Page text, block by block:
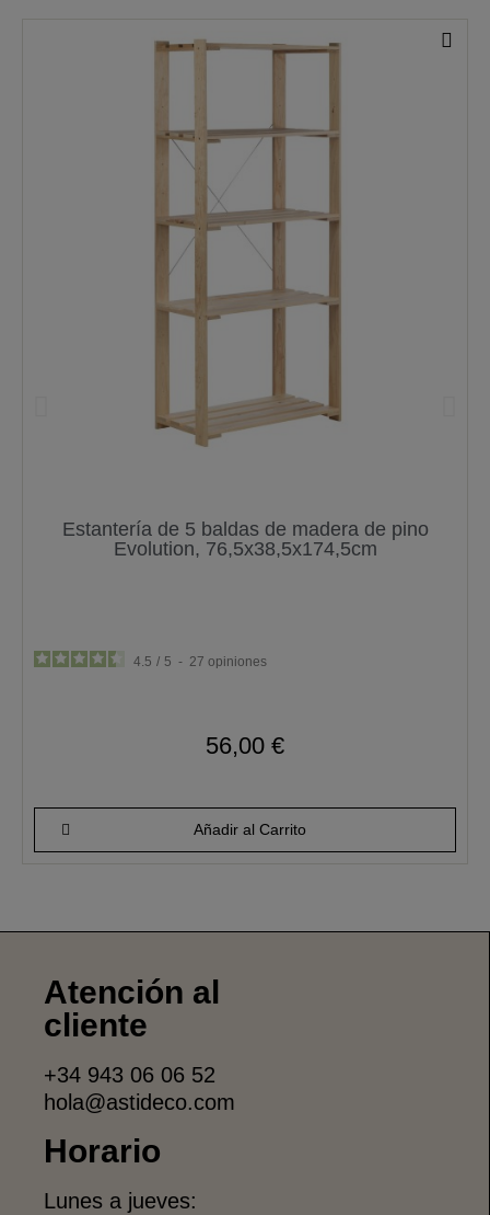
Estantería de 5 baldas de madera de pino
Evolution, 76,5x38,5x174,5cm
4.5 / 5 - 27 opiniones
56,00 €
Añadir al Carrito
Atención al
cliente
+34 943 06 06 52
hola@astideco.com
Horario
Lunes a jueves: